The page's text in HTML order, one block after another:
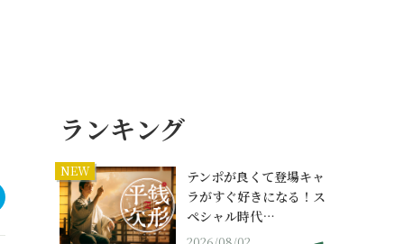
ランキング
NEW
テンポが良くて登場キャ
ラがすぐ好きになる！ス
ペシャル時代…